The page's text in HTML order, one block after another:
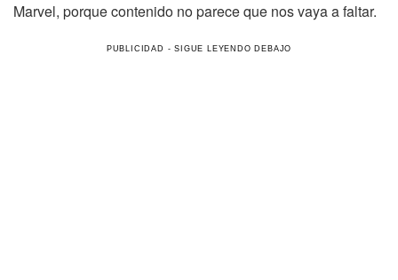
Marvel, porque contenido no parece que nos vaya a faltar.